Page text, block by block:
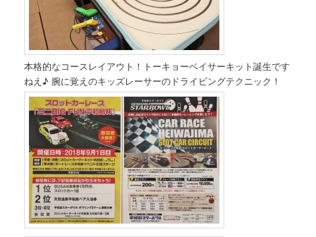
本格的なコースレイアウト！トーキョーベイサーキット誕生です
ねえ♪ 腕に覚えのキッズレーサーのドライビングテクニック！